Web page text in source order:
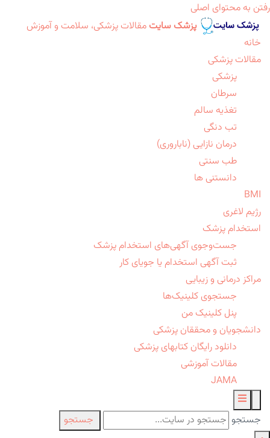
رفتن به محتوای اصلی
پزشک سایت مقالات پزشکی، سلامت و آموزش
خانه
مقالات پزشکی
پزشکی
سرطان
تغذیه سالم
تب دنگی
درمان نازایی (ناباروری)
طب سنتی
دانستنی ها
BMI
رژیم لاغری
استخدام پزشک
جست‌وجوی آگهی‌های استخدام پزشک
ثبت آگهی استخدام یا جویای کار
مراکز درمانی و زیبایی
جستجوی کلینیک‌ها
پنل کلینیک من
دانشجویان و محققان پزشکی
دانلود رایگان کتابهای پزشکی
مقالات آموزشی
JAMA
جستجو جستجو